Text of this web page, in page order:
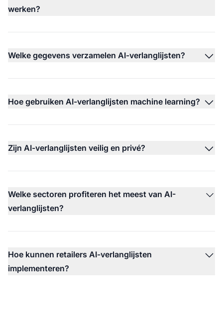
werken?
Welke gegevens verzamelen AI-verlanglijsten?
Hoe gebruiken AI-verlanglijsten machine learning?
Zijn AI-verlanglijsten veilig en privé?
Welke sectoren profiteren het meest van AI-
verlanglijsten?
Hoe kunnen retailers AI-verlanglijsten
implementeren?